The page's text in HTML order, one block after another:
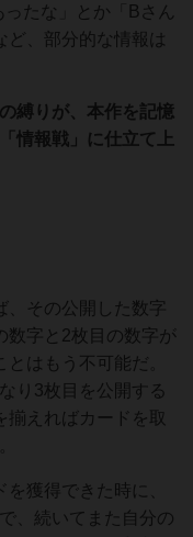
たな」とか「Bさん
ど、部分的な情報は
縛りが、本作を記憶
情報戦」に仕立て上
その公開した数字
数字と2枚目の数字が
はもう不可能だ。
り3枚目を公開する
揃えればカードを取
獲得できた時に、
、続いてまた自分の